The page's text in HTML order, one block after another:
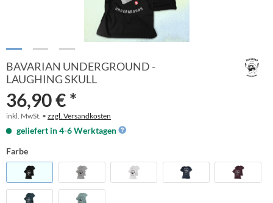
BAVARIAN UNDERGROUND -
LAUGHING SKULL
36,90 € *
inkl. MwSt. • zzgl. Versandkosten
geliefert in 4-6 Werktagen
Farbe